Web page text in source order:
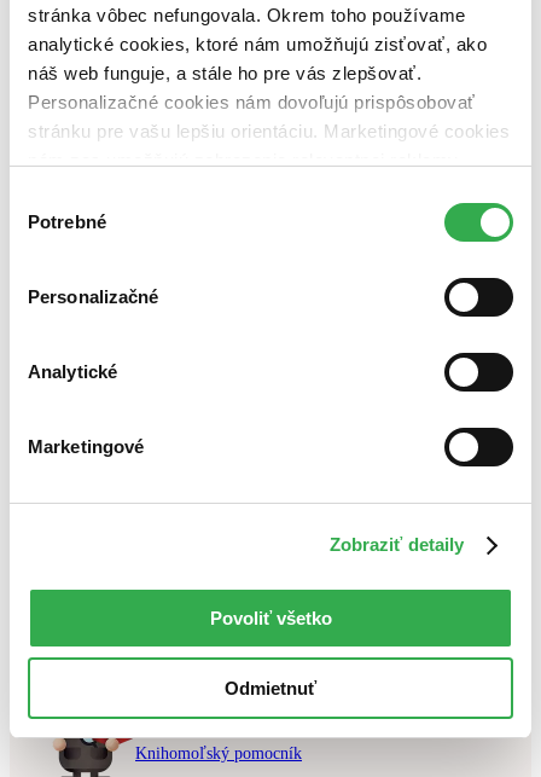
stránka vôbec nefungovala. Okrem toho používame
analytické cookies, ktoré nám umožňujú zisťovať, ako
náš web funguje, a stále ho pre vás zlepšovať.
Personalizačné cookies nám dovoľujú prispôsobovať
stránku pre vašu lepšiu orientáciu. Marketingové cookies
nám pomohlo, keby sme mohli používať všetky tieto
súhlasu
Potrebné
Personalizačné
Analytické
Marketingové
Zobraziť detaily
Povoliť všetko
Odmietnuť
nová (0 titulov)nová
čítaná (0 titulov)čítaná
čítaná - výborný stav
čítaná - mierne opotrebovaná (0 titulov)čítaná - mierne
opotrebovaná
čítané verzie vypredaných kníh (0 titulov)čítané verzie
Bestsellery
Top hodnotené
Najlacnejšie
Skúste prosím zmeniť vyhľadávaný výraz.
Chcete poradiť knihu?
Knihomoľský pomocník